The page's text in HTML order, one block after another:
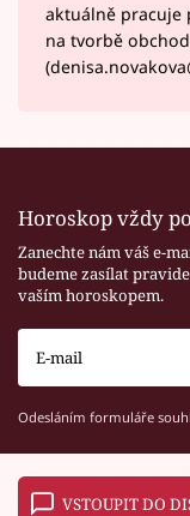
aktuálně pracuje
na tvorbě
Horoskop vždy
Zanechte nám váš e-
budeme zasílat
vaším horoskopem.
Odesláním formuláře
VSTOUPIT DO